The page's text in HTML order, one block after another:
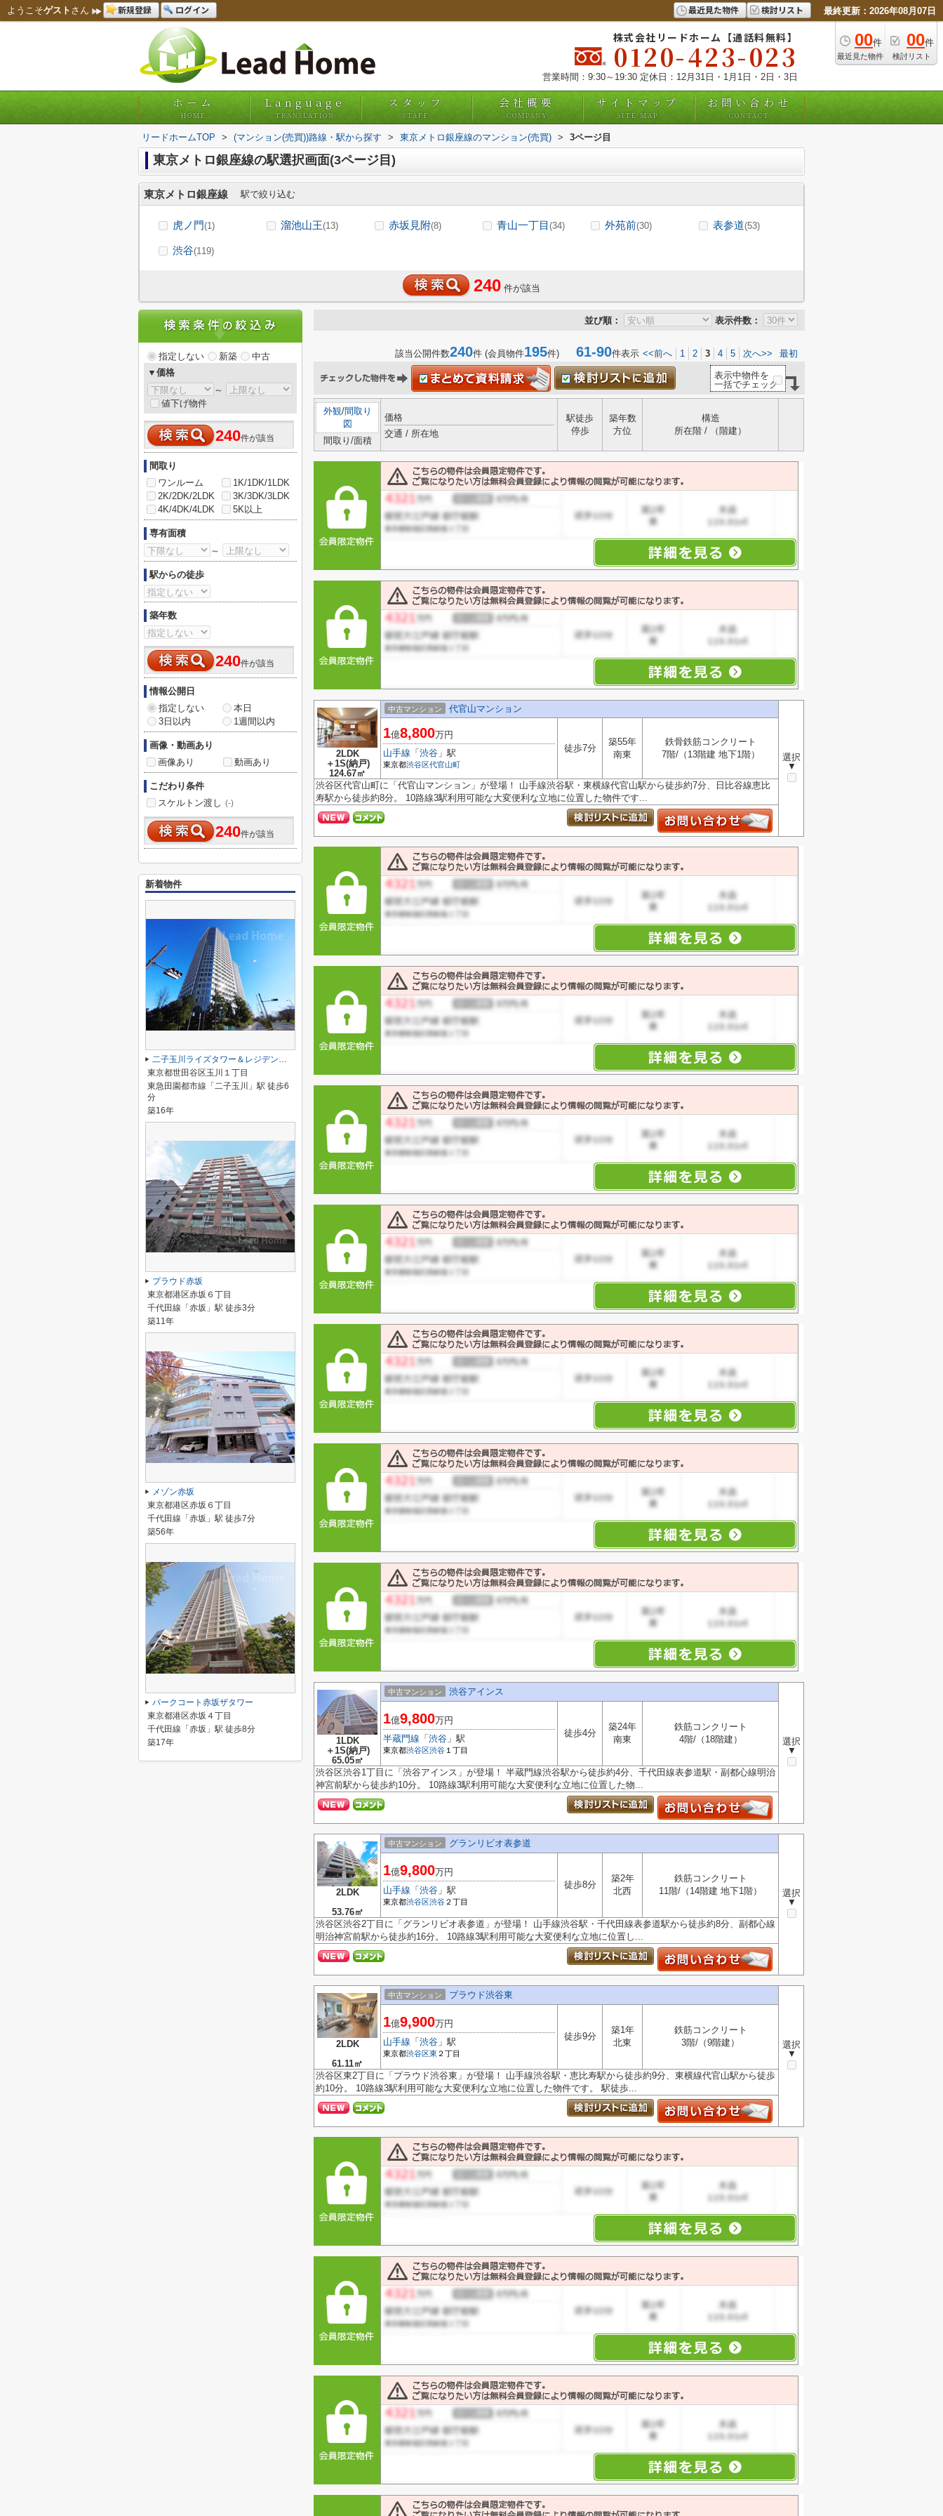
ようこそゲスト さん 新規登録 ログイン 最近見た物件 検討リスト 最終更新：2026年08月07日
00件
最近見た物件
00件
検討リスト
株式会社リードホーム【通話料無料】
0120-423-023
営業時間：9:30～19:30 定休日：12月31日・1月1日・2日・3日
ホーム
HOME
Language
TRANSLATION
スタッフ
STAFF
会社概要
COMPANY
サイトマップ
SITE MAP
お問い合わせ
CONTACT
リードホームTOP > (マンション(売買))路線・駅から探す > 東京メトロ銀座線のマンション(売買) > 3ページ目
東京メトロ銀座線の駅選択画面(3ページ目)
東京メトロ銀座線 駅で絞り込む
虎ノ門(1) 溜池山王(13) 赤坂見附(8) 青山一丁目 (34) 外苑前(30) 表参道(53)
渋谷(119)
240 件が該当
並び順： 表示件数：
該当公開件数240件 (会員物件195件) 61-90件表示 <<前へ 1 2 3 4 5 次へ>> 最初
表示中物件を
一括でチェック
外観/間取り
図
間取り/面積
価格
交通 / 所在地
駅徒歩
停歩
築年数
方位
構造
所在階 / （階建）
2LDK
＋1S(納戸)
124.67㎡
中古マンション 代官山マンション
選択
▼
1億8,800万円
山手線 「 渋谷 」駅
東京都渋谷区代官山町
徒歩7分
築55年
南東
鉄骨鉄筋コンクリート
7階/（13階建 地下1階）
渋谷区代官山町に「代官山マンション」が登場！ 山手線渋谷駅・東横線代官山駅から徒歩約7分、日比谷線恵比
寿駅から徒歩約8分。 10路線3駅利用可能な大変便利な立地に位置した物件です...
1LDK
＋1S(納戸)
65.05㎡
中古マンション 渋谷アインス
選択
▼
1億9,800万円
半蔵門線 「 渋谷 」駅
東京都渋谷区渋谷 １丁目
徒歩4分
築24年
南東
鉄筋コンクリート
4階/（18階建）
渋谷区渋谷1丁目に「渋谷アインス」が登場！ 半蔵門線渋谷駅から徒歩約4分、千代田線表参道駅・副都心線明治
神宮前駅から徒歩約10分。 10路線3駅利用可能な大変便利な立地に位置した物...
2LDK
53.76㎡
中古マンション グランリビオ表参道
選択
▼
1億9,800万円
山手線 「 渋谷 」駅
東京都渋谷区渋谷 ２丁目
徒歩8分
築2年
北西
鉄筋コンクリート
11階/（14階建 地下1階）
渋谷区渋谷2丁目に「グランリビオ表参道」が登場！ 山手線渋谷駅・千代田線表参道駅から徒歩約8分、副都心線
明治神宮前駅から徒歩約16分。 10路線3駅利用可能な大変便利な立地に位置し...
2LDK
61.11㎡
中古マンション プラウド渋谷東
選択
▼
1億9,900万円
山手線 「 渋谷 」駅
東京都渋谷区東 ２丁目
徒歩9分
築1年
北東
鉄筋コンクリート
3階/（9階建）
渋谷区東2丁目に「プラウド渋谷東」が登場！ 山手線渋谷駅・恵比寿駅から徒歩約9分、東横線代官山駅から徒歩
約10分。 10路線3駅利用可能な大変便利な立地に位置した物件です。 駅徒歩...
指定しない 新築
中古
▼価格
～
値下げ物件
240件が該当
間取り
ワンルーム
1K/1DK/1LDK
2K/2DK/2LDK
3K/3DK/3LDK
4K/4DK/4LDK
5K以上
専有面積
～
駅からの徒歩
築年数
240件が該当
情報公開日
指定しない
本日
3日以内
1週間以内
画像・動画あり
画像あり
動画あり
こだわり条件
スケルトン渡し (-)
240件が該当
新着物件
二子玉川ライズタワー＆レジデンスタワーウエスト
東京都世田谷区玉川１丁目
東急田園都市線「二子玉川」駅 徒歩6
分
築16年
プラウド赤坂
東京都港区赤坂６丁目
千代田線「赤坂」駅 徒歩3分
築11年
メゾン赤坂
東京都港区赤坂６丁目
千代田線「赤坂」駅 徒歩7分
築56年
パークコート赤坂ザタワー
東京都港区赤坂４丁目
千代田線「赤坂」駅 徒歩8分
築17年